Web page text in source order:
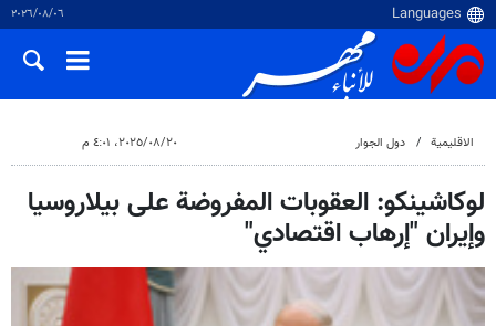
٠٦‏/٠٨‏/٢٠٢٦
الاقلیمیة دول الجوار ٢٠‏/٠٨‏/٢٠٢٥، ٤:٠١ م
لوكاشينكو: العقوبات المفروضة على بيلاروسيا
وإيران "إرهاب اقتصادي"